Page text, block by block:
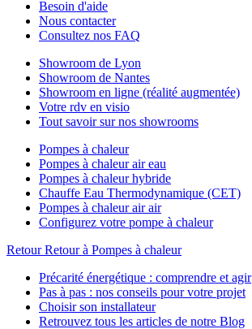
Besoin d'aide
Nous contacter
Consultez nos FAQ
Showroom de Lyon
Showroom de Nantes
Showroom en ligne (réalité augmentée)
Votre rdv en visio
Tout savoir sur nos showrooms
Pompes à chaleur
Pompes à chaleur air eau
Pompes à chaleur hybride
Chauffe Eau Thermodynamique (CET)
Pompes à chaleur air air
Configurez votre pompe à chaleur
Retour Retour à Pompes à chaleur
Précarité énergétique : comprendre et agir
Pas à pas : nos conseils pour votre projet
Choisir son installateur
Retrouvez tous les articles de notre Blog